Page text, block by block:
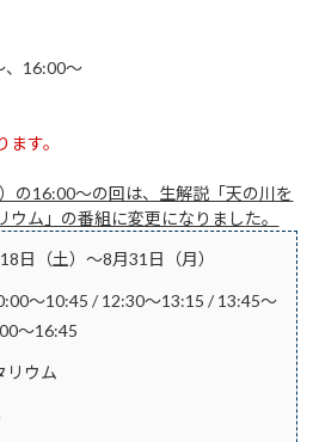
、16:00～
す。
の16:00～の回は、生解説「天の川を
ム」の番組に変更になりました。
日（土）～8月31日（月）
～10:45 / 12:30～13:15 / 13:45～
～16:45
リウム